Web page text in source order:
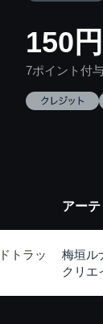
150円
7ポイント付
アー
トラッ
梅垣ル
クリエ